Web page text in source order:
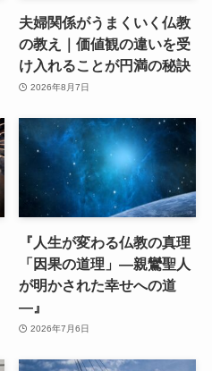
夫婦関係がうまくいく仏教
の教え｜価値観の違いを受
け入れることが円満の秘訣
2026年8月7日
『人生が変わる仏教の真理
「因果の道理」—親鸞聖人
が明かされた幸せへの道
—』
2026年7月6日